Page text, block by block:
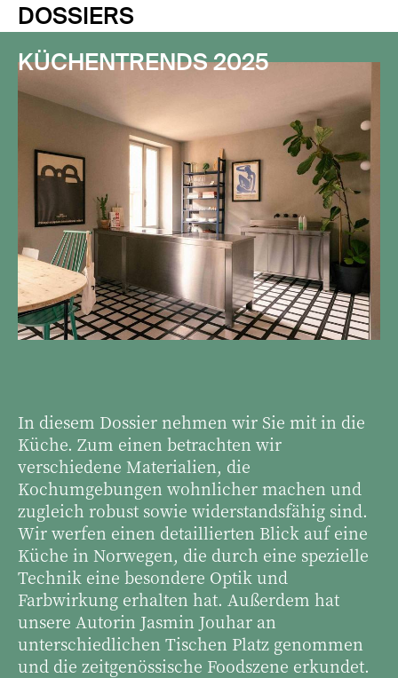
DOSSIERS
KÜCHENTRENDS 2025
In diesem Dossier nehmen wir Sie mit in die
Küche. Zum einen betrachten wir
verschiedene Materialien, die
Kochumgebungen wohnlicher machen und
zugleich robust sowie widerstandsfähig sind.
Wir werfen einen detaillierten Blick auf eine
Küche in Norwegen, die durch eine spezielle
Technik eine besondere Optik und
Farbwirkung erhalten hat. Außerdem hat
unsere Autorin Jasmin Jouhar an
unterschiedlichen Tischen Platz genommen
und die zeitgenössische Foodszene erkundet.